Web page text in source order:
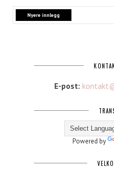
Nyere innlegg
E-post:
Powered by